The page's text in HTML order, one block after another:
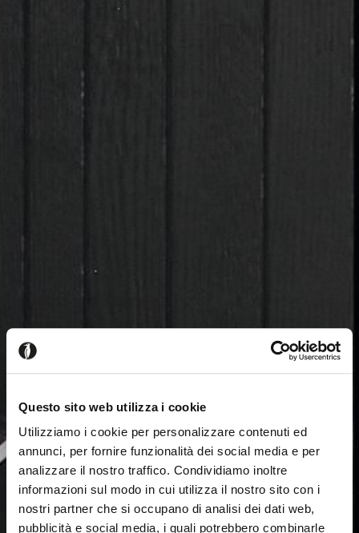
Questo sito web utilizza i cookie
Utilizziamo i cookie per personalizzare contenuti ed
annunci, per fornire funzionalità dei social media e per
analizzare il nostro traffico. Condividiamo inoltre
informazioni sul modo in cui utilizza il nostro sito con i
nostri partner che si occupano di analisi dei dati web,
pubblicità e social media, i quali potrebbero combinarle